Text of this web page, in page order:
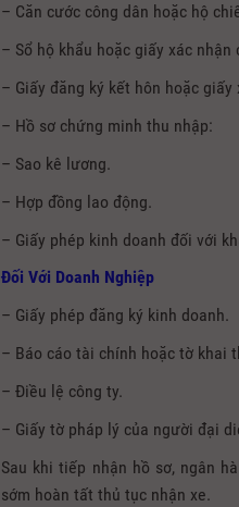
– Căn cước công dân hoặc hộ
– Sổ hộ khẩu hoặc giấy xác nhận
– Giấy đăng ký kết hôn hoặc giấy
– Hồ sơ chứng minh thu nhập:
– Sao kê lương.
– Hợp đồng lao động.
– Giấy phép kinh doanh đối với
Đối Với Doanh Nghiệp
– Giấy phép đăng ký kinh doanh.
– Báo cáo tài chính hoặc tờ khai
– Điều lệ công ty.
– Giấy tờ pháp lý của người đại
Sau khi tiếp nhận hồ sơ, ngân
sớm hoàn tất thủ tục nhận xe.